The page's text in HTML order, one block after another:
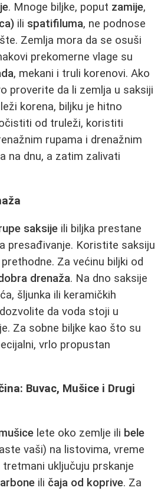
. Mnoge biljke, poput zamije,
ili spatifiluma, ne podnose
Zemlja mora da se osuši
prekomerne vlage su
, mekani i truli korenovi. Ako
proverite da li zemlja u saksiji
korena, biljku je hitno
od truleži, koristiti
rupama i drenažnim
na dnu, a zatim zalivati
saksije ili biljka prestane
presađivanje. Koristite saksiju
Za većinu biljki od
drenaža. Na dno saksije
šljunka ili keramičkih
da voda stoji u
Za sobne biljke kao što su
vrlo propustan
Buvac, Mušice i Drugi
lete oko zemlje ili bele
vaši) na listovima, vreme
uključuju prskanje
ili čaja od koprive. Za